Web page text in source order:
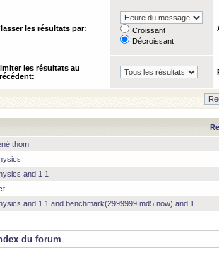
les résultats par:
Croissant
Décroissant
les résultats au
thom
and 1 1
and 1 1 and benchmark(2999999|md5|now) and 1
du forum